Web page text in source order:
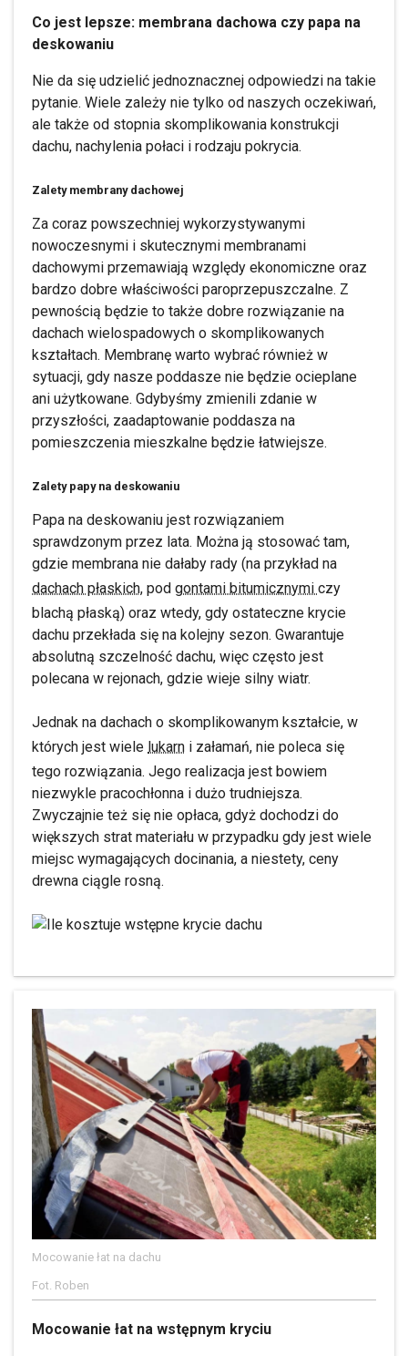
Co jest lepsze: membrana dachowa czy papa na
deskowaniu
Nie da się udzielić jednoznacznej odpowiedzi na takie
pytanie. Wiele zależy nie tylko od naszych oczekiwań,
ale także od stopnia skomplikowania konstrukcji
dachu, nachylenia połaci i rodzaju pokrycia.
Zalety membrany dachowej
Za coraz powszechniej wykorzystywanymi
nowoczesnymi i skutecznymi membranami
dachowymi przemawiają względy ekonomiczne oraz
bardzo dobre właściwości paroprzepuszczalne. Z
pewnością będzie to także dobre rozwiązanie na
dachach wielospadowych o skomplikowanych
kształtach. Membranę warto wybrać również w
sytuacji, gdy nasze poddasze nie będzie ocieplane
ani użytkowane. Gdybyśmy zmienili zdanie w
przyszłości, zaadaptowanie poddasza na
pomieszczenia mieszkalne będzie łatwiejsze.
Zalety papy na deskowaniu
Papa na deskowaniu jest rozwiązaniem
sprawdzonym przez lata. Można ją stosować tam,
gdzie membrana nie dałaby rady (na przykład na
dachach płaskich, pod gontami bitumicznymi czy
blachą płaską) oraz wtedy, gdy ostateczne krycie
dachu przekłada się na kolejny sezon. Gwarantuje
absolutną szczelność dachu, więc często jest
polecana w rejonach, gdzie wieje silny wiatr.
Jednak na dachach o skomplikowanym kształcie, w
których jest wiele lukarn i załamań, nie poleca się
tego rozwiązania. Jego realizacja jest bowiem
niezwykle pracochłonna i dużo trudniejsza.
Zwyczajnie też się nie opłaca, gdyż dochodzi do
większych strat materiału w przypadku gdy jest wiele
miejsc wymagających docinania, a niestety, ceny
drewna ciągle rosną.
Mocowanie łat na dachu
Fot. Roben
Mocowanie łat na wstępnym kryciu